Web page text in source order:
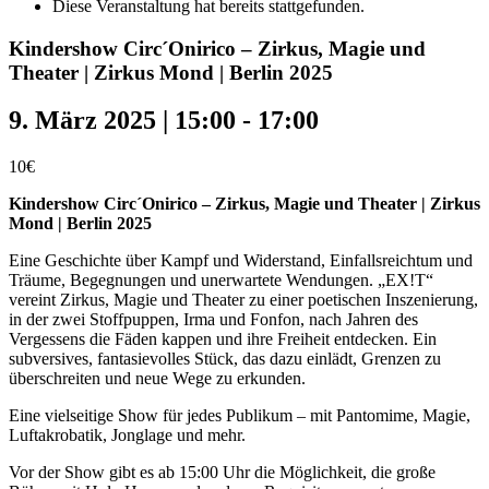
Diese Veranstaltung hat bereits stattgefunden.
Kindershow Circ´Onirico – Zirkus, Magie und
Theater | Zirkus Mond | Berlin 2025
9. März 2025 | 15:00 - 17:00
10€
Kindershow Circ´Onirico – Zirkus, Magie und Theater | Zirkus
Mond | Berlin 2025
Eine Geschichte über Kampf und Widerstand, Einfallsreichtum und
Träume, Begegnungen und unerwartete Wendungen. „EX!T“
vereint Zirkus, Magie und Theater zu einer poetischen Inszenierung,
in der zwei Stoffpuppen, Irma und Fonfon, nach Jahren des
Vergessens die Fäden kappen und ihre Freiheit entdecken. Ein
subversives, fantasievolles Stück, das dazu einlädt, Grenzen zu
überschreiten und neue Wege zu erkunden.
Eine vielseitige Show für jedes Publikum – mit Pantomime, Magie,
Luftakrobatik, Jonglage und mehr.
Vor der Show gibt es ab 15:00 Uhr die Möglichkeit, die große